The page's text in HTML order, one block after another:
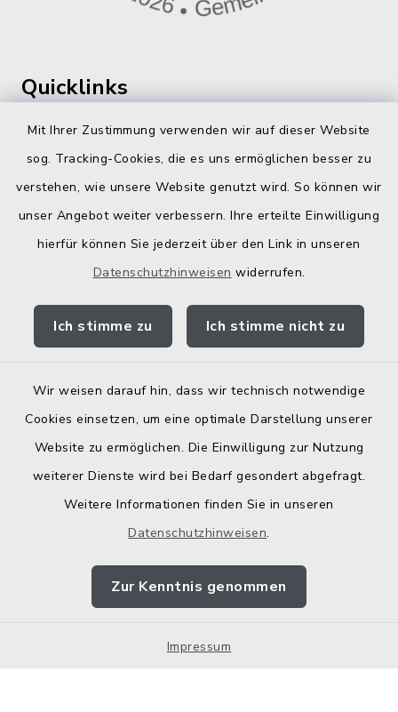
Mit Ihrer Zustimmung verwenden wir auf dieser Website
sog. Tracking-Cookies, die es uns ermöglichen besser zu
verstehen, wie unsere Website genutzt wird. So können wir
unser Angebot weiter verbessern. Ihre erteilte Einwilligung
hierfür können Sie jederzeit über den Link in unseren
Datenschutzhinweisen widerrufen.
Ich stimme zu Ich stimme nicht zu
Wir weisen darauf hin, dass wir technisch notwendige
Cookies einsetzen, um eine optimale Darstellung unserer
Website zu ermöglichen. Die Einwilligung zur Nutzung
weiterer Dienste wird bei Bedarf gesondert abgefragt.
Weitere Informationen finden Sie in unseren
Datenschutzhinweisen.
Zur Kenntnis genommen
Impressum
Quicklinks
360 ° Panorama
Fahrplanauskunft
Landratsamt Traunstein
Kostenlose Energieberatung
Kontakt
Datenschutz
Sitemap